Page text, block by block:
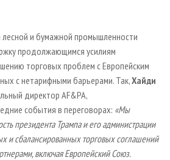
ПЛИТ
лесной и бумажной промышленности
продолжающимся усилиям
торговых проблем с Европейским
с нетарифными барьерами. Так,Хайди
директор AF&PA,
события в переговорах: «Мы
президента Трампа и его администрации
и сбалансированных торговых соглашений
включая Европейский Союз.